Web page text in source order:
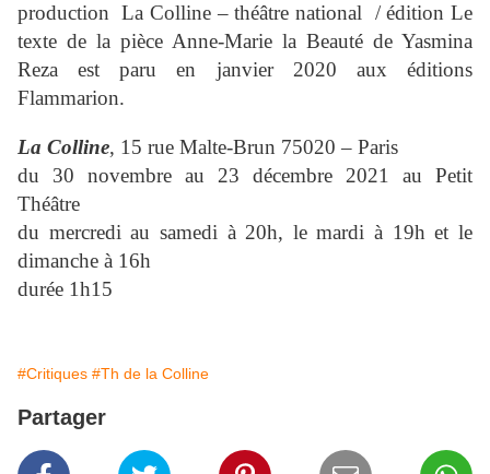
production La Colline – théâtre national / édition Le
texte de la pièce Anne-Marie la Beauté de Yasmina
Reza est paru en janvier 2020 aux éditions
Flammarion.
La Colline, 15 rue Malte-Brun 75020 – Paris
du 30 novembre au 23 décembre 2021 au Petit
Théâtre
du mercredi au samedi à 20h, le mardi à 19h et le
dimanche à 16h
durée 1h15
#Critiques #Th de la Colline
Partager